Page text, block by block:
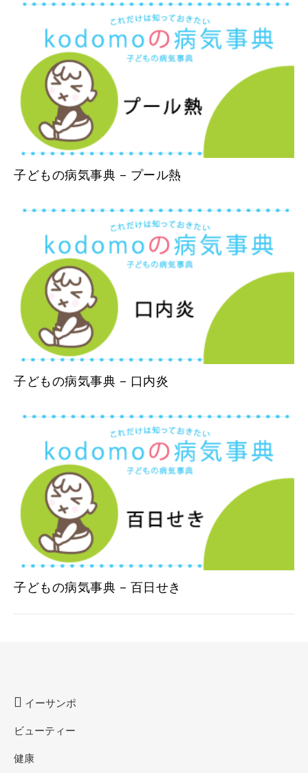
子どもの病気事典 – プール熱
子どもの病気事典 – 口内炎
子どもの病気事典 – 百日せき
イーサンポ
ビューティー
健康